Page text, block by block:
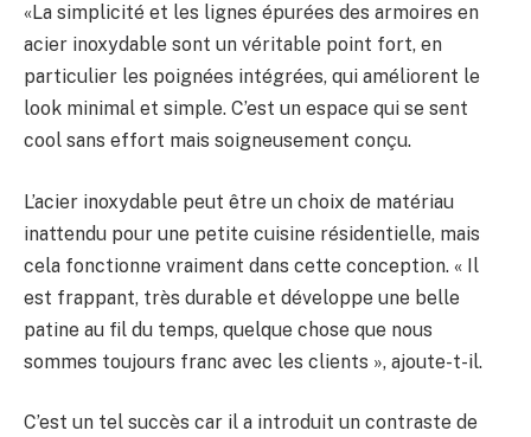
«La simplicité et les lignes épurées des armoires en
acier inoxydable sont un véritable point fort, en
particulier les poignées intégrées, qui améliorent le
look minimal et simple. C’est un espace qui se sent
cool sans effort mais soigneusement conçu.
L’acier inoxydable peut être un choix de matériau
inattendu pour une petite cuisine résidentielle, mais
cela fonctionne vraiment dans cette conception. « Il
est frappant, très durable et développe une belle
patine au fil du temps, quelque chose que nous
sommes toujours franc avec les clients », ajoute-t-il.
C’est un tel succès car il a introduit un contraste de